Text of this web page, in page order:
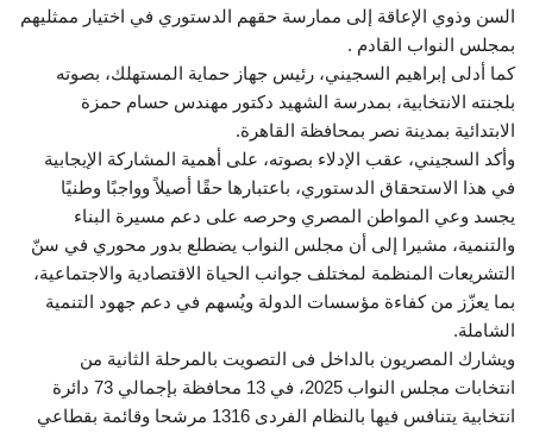
السن وذوي الإعاقة إلى ممارسة حقهم الدستوري في اختيار ممثليهم
بمجلس النواب القادم .
كما أدلى إبراهيم السجيني، رئيس جهاز حماية المستهلك، بصوته
بلجنته الانتخابية، بمدرسة الشهيد دكتور مهندس حسام حمزة
الابتدائية بمدينة نصر بمحافظة القاهرة.
وأكد السجيني، عقب الإدلاء بصوته، على أهمية المشاركة الإيجابية
في هذا الاستحقاق الدستوري، باعتبارها حقًا أصيلاً وواجبًا وطنيًا
يجسد وعي المواطن المصري وحرصه على دعم مسيرة البناء
والتنمية، مشيرا إلى أن مجلس النواب يضطلع بدور محوري في سنّ
التشريعات المنظمة لمختلف جوانب الحياة الاقتصادية والاجتماعية،
بما يعزّز من كفاءة مؤسسات الدولة ويُسهم في دعم جهود التنمية
الشاملة.
ويشارك المصريون بالداخل فى التصويت بالمرحلة الثانية من
انتخابات مجلس النواب 2025، في 13 محافظة بإجمالي 73 دائرة
انتخابية يتنافس فيها بالنظام الفردى 1316 مرشحا وقائمة بقطاعي